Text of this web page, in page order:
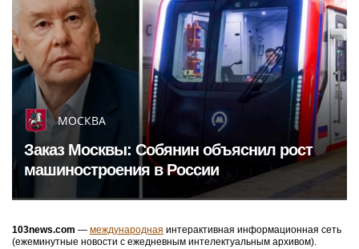
МОСКВА
Заказ Москвы: Собянин объяснил рост
машиностроения в России
103news.com — международная интерактивная информационная сеть
(ежеминутные новости с ежедневным интелектуальным архивом).